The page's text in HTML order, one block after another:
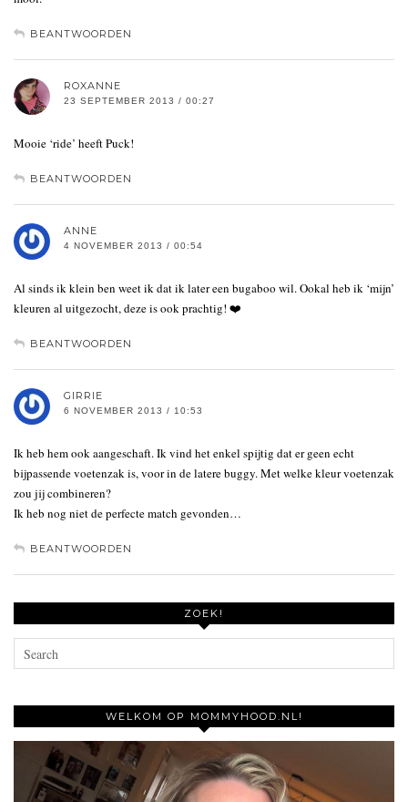
BEANTWOORDEN
ROXANNE
23 SEPTEMBER 2013 / 00:27
Mooie ‘ride’ heeft Puck!
BEANTWOORDEN
ANNE
4 NOVEMBER 2013 / 00:54
Al sinds ik klein ben weet ik dat ik later een bugaboo wil. Ookal heb ik ‘mijn’
kleuren al uitgezocht, deze is ook prachtig! ❤️
BEANTWOORDEN
GIRRIE
6 NOVEMBER 2013 / 10:53
Ik heb hem ook aangeschaft. Ik vind het enkel spijtig dat er geen echt
bijpassende voetenzak is, voor in de latere buggy. Met welke kleur voetenzak
zou jij combineren?
Ik heb nog niet de perfecte match gevonden…
BEANTWOORDEN
ZOEK!
WELKOM OP MOMMYHOOD.NL!